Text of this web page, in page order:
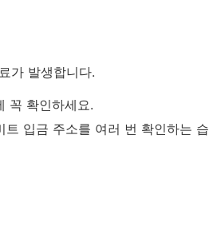
가 발생합니다.
꼭 확인하세요.
입금 주소를 여러 번 확인하는 습